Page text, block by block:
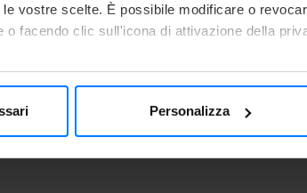
vostre scelte. È possibile modificare o
o facendo clic sull'icona di attivazione della
anche:
scansionandolo attivamente alla ricerca di
Personalizza
Not